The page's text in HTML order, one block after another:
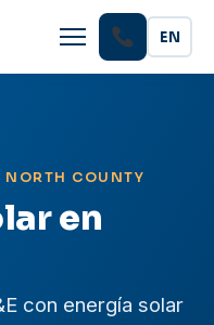
EN
NORTH COUNTY
en
con energía solar